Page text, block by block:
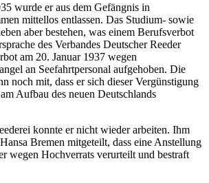
wurde er aus dem Gefängnis in
mittellos entlassen. Das Studium- sowie
aber bestehen, was einem Berufsverbot
des Verbandes Deutscher Reeder
am 20. Januar 1937 wegen
an Seefahrtpersonal aufgehoben. Die
noch mit, dass er sich dieser Vergünstigung
Aufbau des neuen Deutschlands
konnte er nicht wieder arbeiten. Ihm
Bremen mitgeteilt, dass eine Anstellung
wegen Hochverrats verurteilt und bestraft